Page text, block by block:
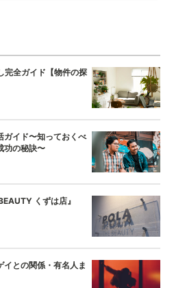
完全ガイド【物件の探
ガイド〜知っておくべ
功の秘訣〜
くずは店』
イとの関係・有名人ま